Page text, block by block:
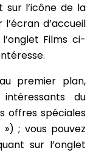
sur l’icône de la
d’accueil
Films ci-
premier plan,
du
offres spéciales
; vous pouvez
sur l’onglet